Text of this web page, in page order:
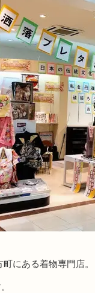
にある着物専門店。